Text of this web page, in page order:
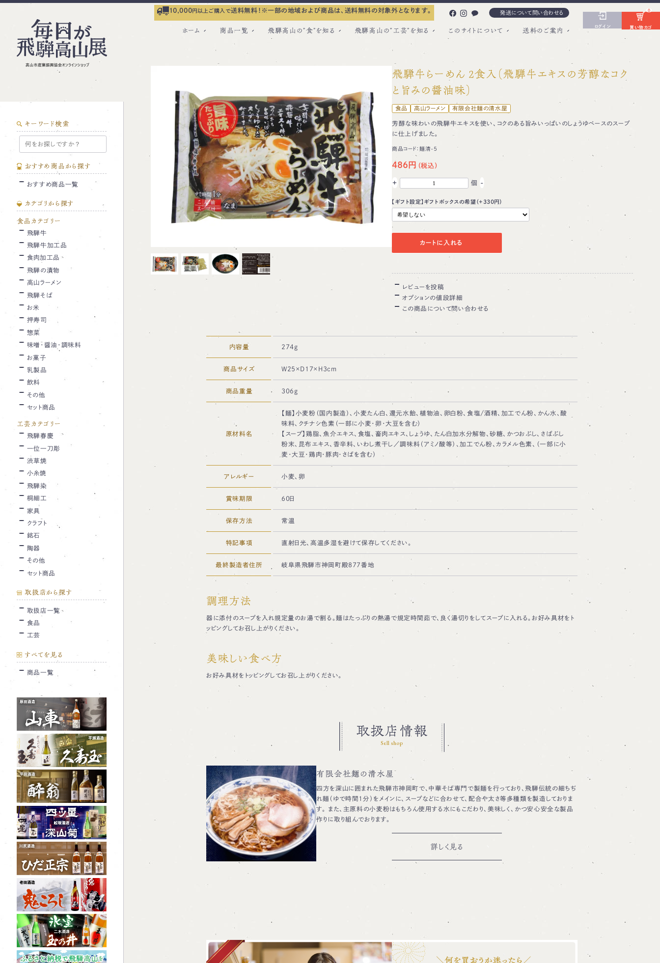
10,000円以上ご購入で送料無料！ ※一部の地域および商品は、送料無料の対象外となります。 発送について問い合わせる
ホーム 商品一覧 飛騨高山の”食”を知る 飛騨高山の”工芸”を知る このサイトについて 送料のご案内
ログイン 買い物カゴ
0
飛騨牛らーめん 2食入（飛騨牛エキスの芳醇なコク
と旨みの醤油味）
食品 高山ラーメン 有限会社麺の清水屋
芳醇な味わいの飛騨牛エキスを使い、コクのある旨みいっぱいのしょうゆベースのスープ
に仕上げました。
商品コード：麺清-5
486円
+ 個 -
【ギフト設定】ギフトボックスの希望（+330円）
カートに入れる
レビューを投稿
オプションの値段詳細
この商品について問い合わせる
内容量 274g
商品サイズ W25×D17×H3cm
商品重量 306g
原材料名
【麺】小麦粉（国内製造）、小麦たん白、還元水飴、植物油、卵白粉、食塩/酒精、加工でん粉、かん水、酸
味料、クチナシ色素（一部に小麦・卵・大豆を含む）
【スープ】鶏脂、魚介エキス、食塩、畜肉エキス、しょうゆ、たん白加水分解物、砂糖、かつおぶし、さばぶし
粉末、昆布エキス、香辛料、いわし煮干し／調味料（アミノ酸等）、加工でん粉、カラメル色素、（一部に小
麦・大豆・鶏肉・豚肉・さばを含む）
アレルギー 小麦、卵
賞味期限 60日
保存方法 常温
特記事項 直射日光、高温多湿を避けて保存してください。
最終製造者住所 岐阜県飛騨市神岡町殿877番地
調理方法
器に添付のスープを入れ規定量のお湯で割る。麺はたっぷりの熱湯で規定時間茹で、良く湯切りをしてスープに入れる。お好み具材をト
ッピングしてお召し上がりください。
美味しい食べ方
お好み具材をトッピングしてお召し上がりください。
取扱店情報
Sell shop
有限会社麺の清水屋
四方を深山に囲まれた飛騨市神岡町で、中華そば専門で製麺を行っており、飛騨伝統の細ちぢ
れ麺（ゆで時間1分）をメインに、スープなどに合わせて、配合や太さ等多種類を製造しておりま
す。 また、主原料の小麦粉はもちろん使用する水にもこだわり、美味しく、かつ安心安全な製品
作りに取り組んでおります。
詳しく見る
キーワード検索
おすすめ商品から探す
おすすめ商品一覧
カテゴリから探す
食品カテゴリー
飛騨牛
飛騨牛加工品
食肉加工品
飛騨の漬物
高山ラーメン
飛騨そば
お米
押寿司
惣菜
味噌・醤油・調味料
お菓子
乳製品
飲料
その他
セット商品
工芸カテゴリー
飛騨春慶
一位一刀彫
渋草焼
小糸焼
飛騨染
桐細工
家具
クラフト
銘石
陶器
その他
セット商品
取扱店から探す
取扱店一覧
食品
工芸
すべてを見る
商品一覧